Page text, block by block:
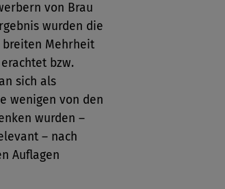
von Brau
wurden die
Mehrheit
bzw.
sich als
wenigen von den
wurden –
– nach
Auflagen